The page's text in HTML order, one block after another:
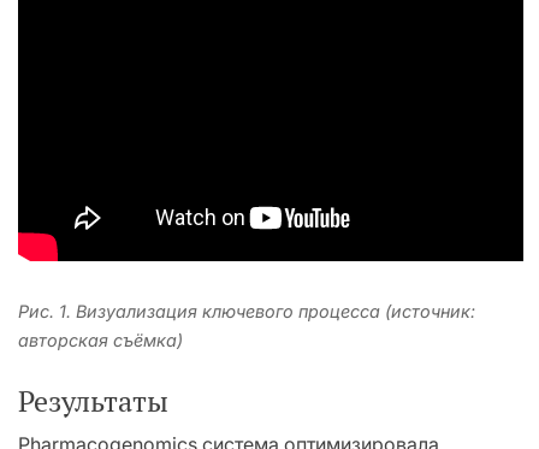
Рис. 1. Визуализация ключевого процесса (источник:
авторская съёмка)
Результаты
Pharmacogenomics система оптимизировала